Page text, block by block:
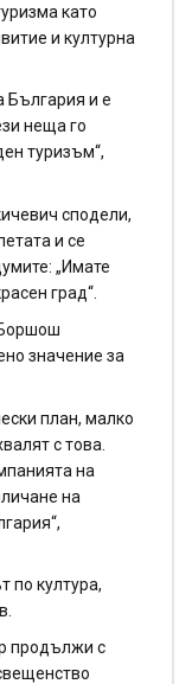
като
и културна
България и е
неща го
туризъм“,
сподели,
и се
„Имате
град“.
значение за
план, малко
с това.
на
на
по култура,
продължи с